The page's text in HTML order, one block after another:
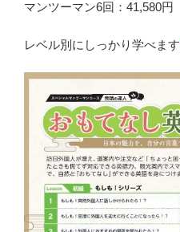
マンツーマン6回：41,580円
レベル別にしっかり学べます